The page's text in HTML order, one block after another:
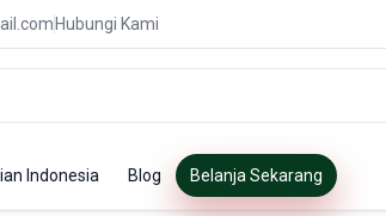
Hubungi Kami
Indonesia Blog Belanja Sekarang